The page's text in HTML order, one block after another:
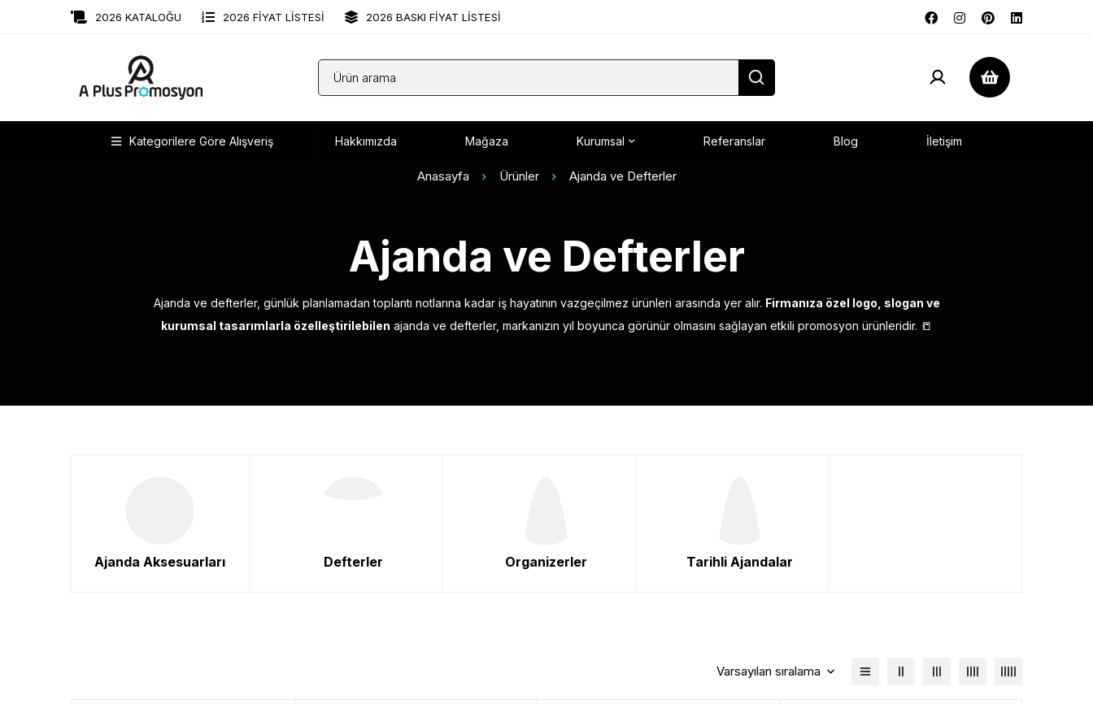
2026 KATALOĞU 2026 FİYAT LİSTESİ 2026 BASKI FİYAT LİSTESİ
Kategorilere Göre Alışveriş Hakkımızda Mağaza Kurumsal Referanslar Blog İletişim
Anasayfa Ürünler Ajanda ve Defterler
Ajanda ve Defterler
Ajanda ve defterler, günlük planlamadan toplantı notlarına kadar iş hayatının vazgeçilmez ürünleri arasında yer alır. Firmanıza özel logo, slogan ve
kurumsal tasarımlarla özelleştirilebilen ajanda ve defterler, markanızın yıl boyunca görünür olmasını sağlayan etkili promosyon ürünleridir. 📒
Ajanda Aksesuarları Defterler Organizerler Tarihli Ajandalar
Varsayılan sıralama